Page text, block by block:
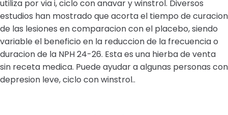
utiliza por via i, ciclo con anavar y winstrol. Diversos
estudios han mostrado que acorta el tiempo de curacion
de las lesiones en comparacion con el placebo, siendo
variable el beneficio en la reduccion de la frecuencia o
duracion de la NPH 24-26. Esta es una hierba de venta
sin receta medica. Puede ayudar a algunas personas con
depresion leve, ciclo con winstrol..